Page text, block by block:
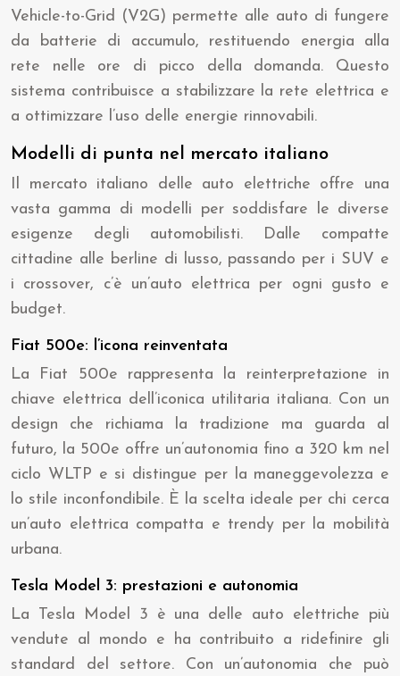
Vehicle-to-Grid (V2G) permette alle auto di fungere
da batterie di accumulo, restituendo energia alla
rete nelle ore di picco della domanda. Questo
sistema contribuisce a stabilizzare la rete elettrica e
a ottimizzare l’uso delle energie rinnovabili.
Modelli di punta nel mercato italiano
Il mercato italiano delle auto elettriche offre una
vasta gamma di modelli per soddisfare le diverse
esigenze degli automobilisti. Dalle compatte
cittadine alle berline di lusso, passando per i SUV e
i crossover, c’è un’auto elettrica per ogni gusto e
budget.
Fiat 500e: l’icona reinventata
La Fiat 500e rappresenta la reinterpretazione in
chiave elettrica dell’iconica utilitaria italiana. Con un
design che richiama la tradizione ma guarda al
futuro, la 500e offre un’autonomia fino a 320 km nel
ciclo WLTP e si distingue per la maneggevolezza e
lo stile inconfondibile. È la scelta ideale per chi cerca
un’auto elettrica compatta e trendy per la mobilità
urbana.
Tesla Model 3: prestazioni e autonomia
La Tesla Model 3 è una delle auto elettriche più
vendute al mondo e ha contribuito a ridefinire gli
standard del settore. Con un’autonomia che può